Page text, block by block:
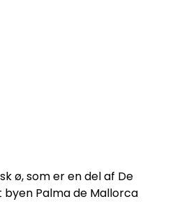
ø, som er en del af De
Palma de Mallorca